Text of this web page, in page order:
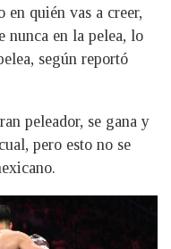
en quién vas a creer,
nunca en la pelea, lo
según reportó
peleador, se gana y
pero esto no se